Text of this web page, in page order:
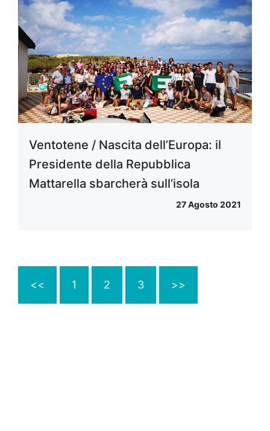
Ventotene / Nascita dell’Europa: il
Presidente della Repubblica
Mattarella sbarcherà sull’isola
27 Agosto 2021
<< 1 2 3 >>